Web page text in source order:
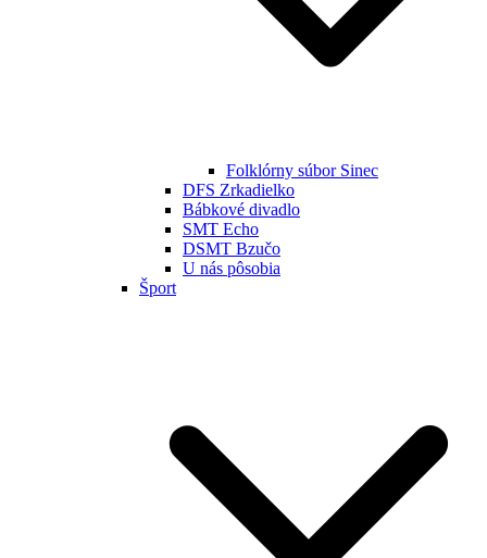
Folklórny súbor Sinec
DFS Zrkadielko
Bábkové divadlo
SMT Echo
DSMT Bzučo
U nás pôsobia
Šport